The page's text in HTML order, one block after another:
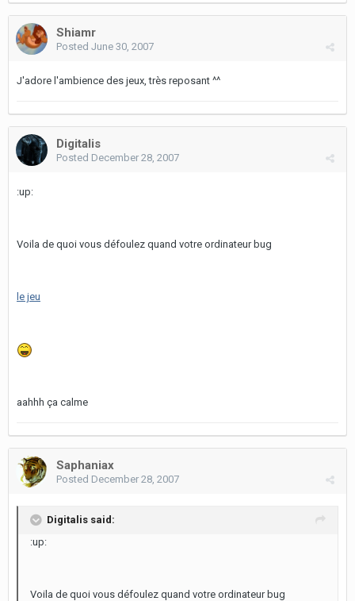
Shiamr
Posted June 30, 2007
J'adore l'ambience des jeux, très reposant ^^
Digitalis
Posted December 28, 2007
:up:
Voila de quoi vous défoulez quand votre ordinateur bug
le jeu
aahhh ça calme
Saphaniax
Posted December 28, 2007
Digitalis said:
:up:
Voila de quoi vous défoulez quand votre ordinateur bug